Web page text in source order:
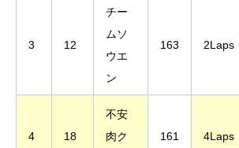
3 12
チー
ムソ
ウエ
ン
163 2Laps
4 18
不安
肉ク
161 4Laps